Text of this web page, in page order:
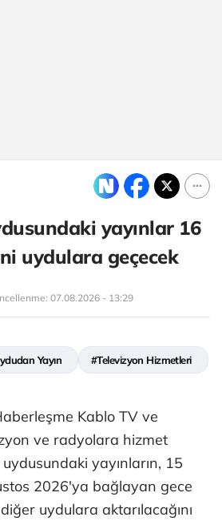
yayınlar 16
uydulara geçecek
07.08.2026 - 13:29
Yayın #Televizyon Hizmetleri
Kablo TV ve
ve radyolara hizmet
yayınların, 15
2026'ya bağlayan gece
uydulara aktarılacağını